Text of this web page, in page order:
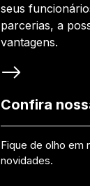
seus
parcerias, a
vantagens.
Confira
Fique de olho em
novidades.